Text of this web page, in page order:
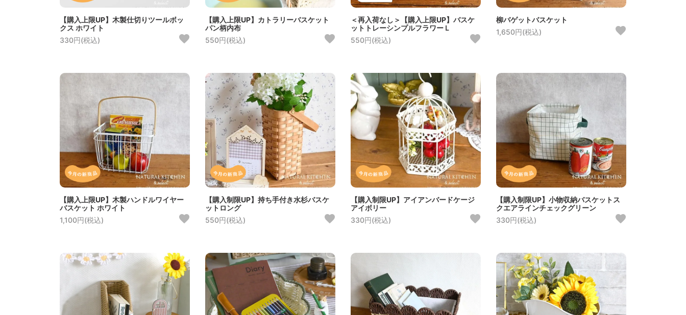
【購入上限UP】木製仕切りツールボッ
クス ホワイト
330円(税込)
【購入上限UP】カトラリーバスケット
パン柄内布
550円(税込)
＜再入荷なし＞【購入上限UP】バスケ
ットトレーシンプルフラワーＬ
550円(税込)
柳バゲットバスケット
1,650円(税込)
【購入上限UP】木製ハンドルワイヤー
バスケット ホワイト
1,100円(税込)
【購入制限UP】持ち手付き水杉バスケ
ットロング
550円(税込)
【購入制限UP】アイアンバードケージ
アイボリー
330円(税込)
【購入制限UP】小物収納バスケットス
クエアラインチェックグリーン
330円(税込)